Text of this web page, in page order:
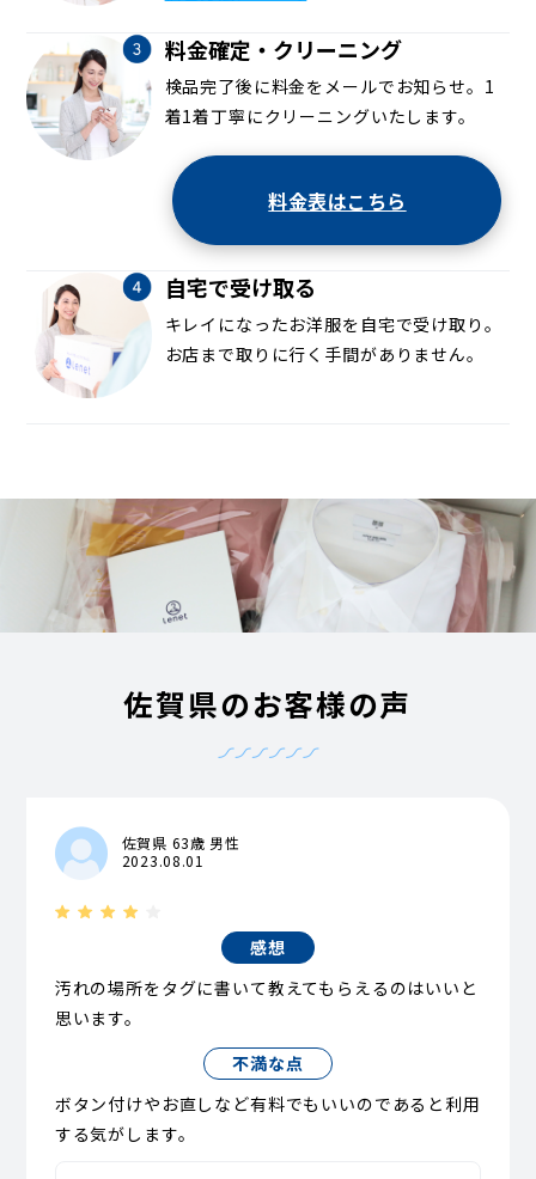
料金確定・クリーニング
検品完了後に料金をメールでお知らせ。1
着1着丁寧にクリーニングいたします。
料金表はこちら
自宅で受け取る
キレイになったお洋服を自宅で受け取り。
お店まで取りに行く手間がありません。
佐賀県のお客様の声
佐賀県 63歳 男性
2023.08.01
感想
汚れの場所をタグに書いて教えてもらえるのはいいと
思います。
不満な点
ボタン付けやお直しなど有料でもいいのであると利用
する気がします。